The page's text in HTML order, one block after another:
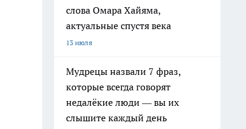
слова Омара Хайяма,
актуальные спустя века
13 июля
Мудрецы назвали 7 фраз,
которые всегда говорят
недалёкие люди — вы их
слышите каждый день